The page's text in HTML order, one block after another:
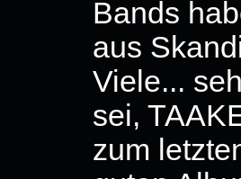
Bands
aus
Viele...
sei,
zum